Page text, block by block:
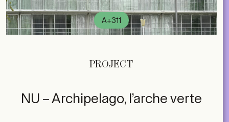
A+311
PROJECT
NU – Archipelago, l’arche verte